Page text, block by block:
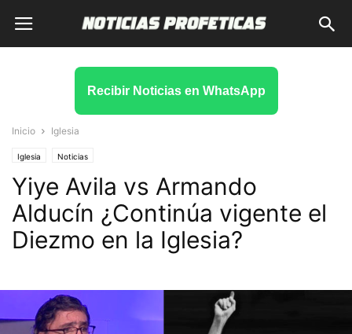
Recibir Noticias en WhatsApp
Inicio Iglesia
Iglesia Noticias
Yiye Avila vs Armando
Alducín ¿Continúa vigente el
Diezmo en la Iglesia?